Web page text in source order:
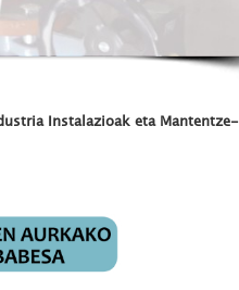
Instalazioak eta Mantentze-